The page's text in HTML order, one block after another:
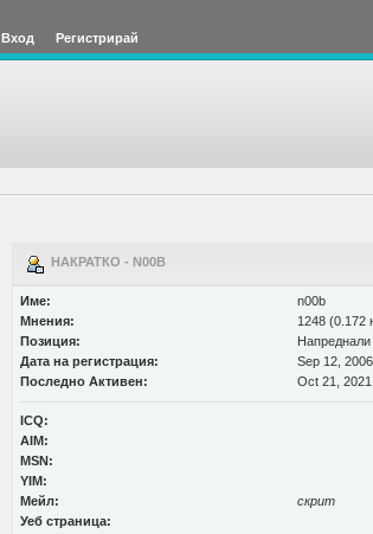
Вход Регистрирай
НАКРАТКО - N00B
Име:
n00b
Мнения:
1248 (0.172
Позиция:
Напреднали
Дата на регистрация:
Sep 12,
Последно Активен:
Oct 21,
ICQ:
AIM:
MSN:
YIM:
Мейл:
скрит
Уеб страница: